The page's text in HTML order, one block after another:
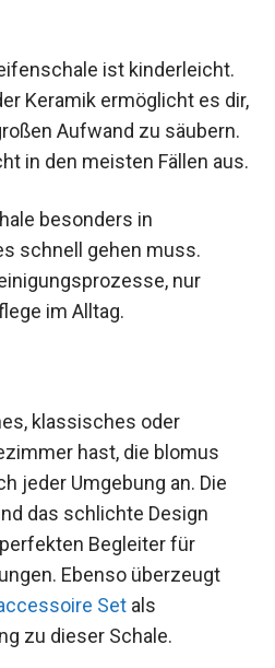
ist kinderleicht.
Keramik ermöglicht es dir,
Aufwand zu säubern.
in den meisten Fällen aus.
besonders in
schnell gehen muss.
nur
im Alltag.
klassisches oder
hast, die blomus
jeder Umgebung an. Die
das schlichte Design
Begleiter für
Ebenso überzeugt
Set als
zu dieser Schale.